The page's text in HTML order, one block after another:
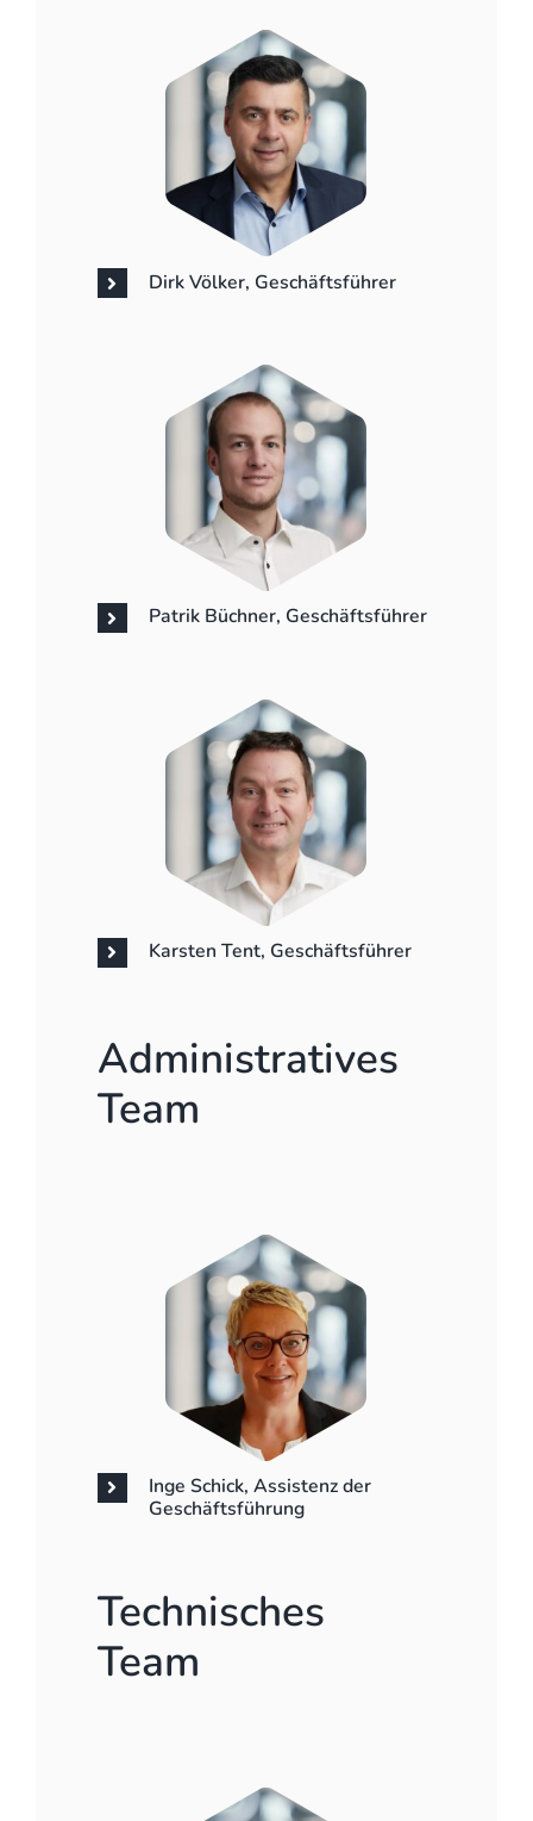
Dirk Völker, Geschäftsführer
Patrik Büchner, Geschäftsführer
Karsten Tent, Geschäftsführer
Administratives
Team
Inge Schick, Assistenz der
Geschäftsführung
Technisches
Team